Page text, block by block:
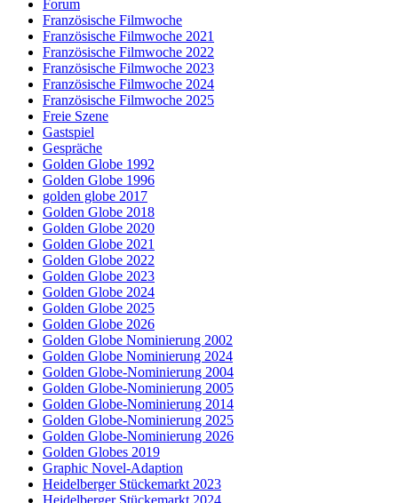
Forum
Französische Filmwoche
Französische Filmwoche 2021
Französische Filmwoche 2022
Französische Filmwoche 2023
Französische Filmwoche 2024
Französische Filmwoche 2025
Freie Szene
Gastspiel
Gespräche
Golden Globe 1992
Golden Globe 1996
golden globe 2017
Golden Globe 2018
Golden Globe 2020
Golden Globe 2021
Golden Globe 2022
Golden Globe 2023
Golden Globe 2024
Golden Globe 2025
Golden Globe 2026
Golden Globe Nominierung 2002
Golden Globe Nominierung 2024
Golden Globe-Nominierung 2004
Golden Globe-Nominierung 2005
Golden Globe-Nominierung 2014
Golden Globe-Nominierung 2025
Golden Globe-Nominierung 2026
Golden Globes 2019
Graphic Novel-Adaption
Heidelberger Stückemarkt 2023
Heidelberger Stückemarkt 2024